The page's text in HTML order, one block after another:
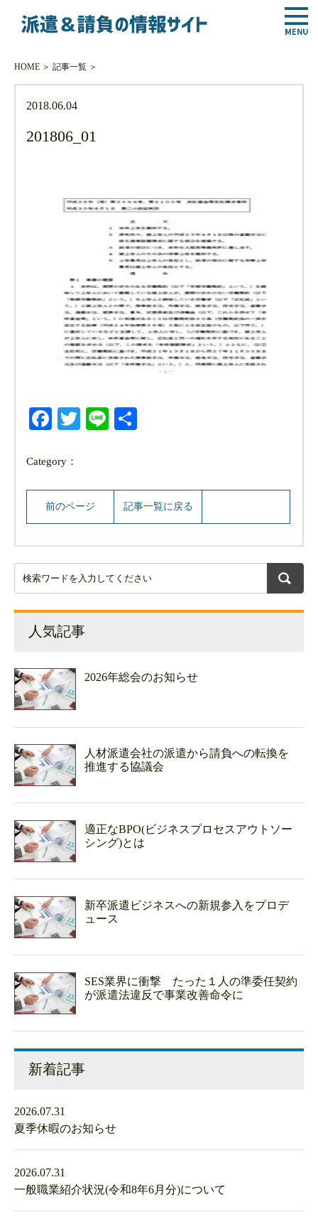
HOME＞ 記事一覧＞
2018.06.04
201806_01
Facebook
Twitter
Line
Category：
前のページ 記事一覧に戻る
人気記事
2026年総会のお知らせ
人材派遣会社の派遣から請負への転換を
推進する協議会
適正なBPO(ビジネスプロセスアウトソー
シング)とは
新卒派遣ビジネスへの新規参入をプロデ
ュース
SES業界に衝撃 たった１人の準委任契約
が派遣法違反で事業改善命令に
新着記事
2026.07.31
夏季休暇のお知らせ
2026.07.31
一般職業紹介状況(令和8年6月分)について